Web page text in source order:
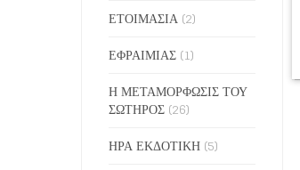
ΕΤΟΙΜΑΣΙΑ (2)
ΕΦΡΑΙΜΙΑΣ (1)
Η ΜΕΤΑΜΟΡΦΩΣΙΣ ΤΟΥ
ΣΩΤΗΡΟΣ (26)
ΗΡΑ ΕΚΔΟΤΙΚΗ (5)